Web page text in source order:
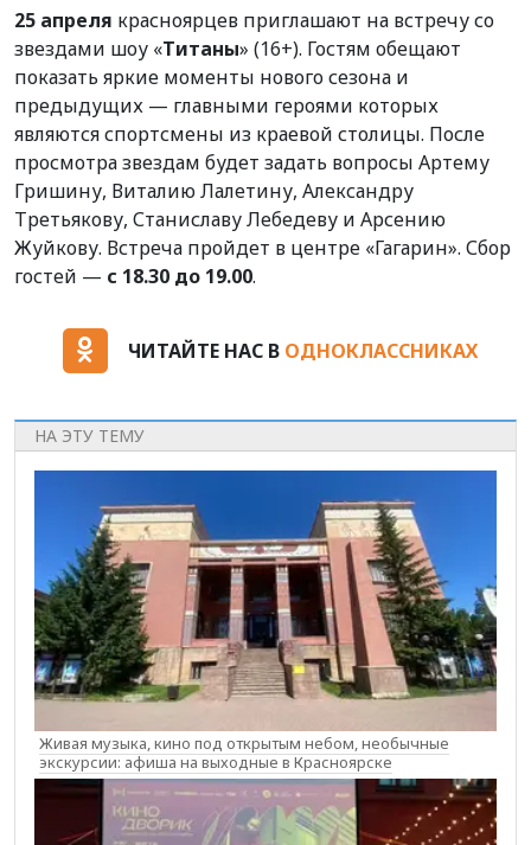
25 апреля красноярцев приглашают на встречу со
звездами шоу «Титаны» (16+). Гостям обещают
показать яркие моменты нового сезона и
предыдущих — главными героями которых
являются спортсмены из краевой столицы. После
просмотра звездам будет задать вопросы Артему
Гришину, Виталию Лалетину, Александру
Третьякову, Станиславу Лебедеву и Арсению
Жуйкову. Встреча пройдет в центре «Гагарин». Сбор
гостей — с 18.30 до 19.00.
ЧИТАЙТЕ НАС В ОДНОКЛАССНИКАХ
НА ЭТУ ТЕМУ
Живая музыка, кино под открытым небом, необычные
экскурсии: афиша на выходные в Красноярске